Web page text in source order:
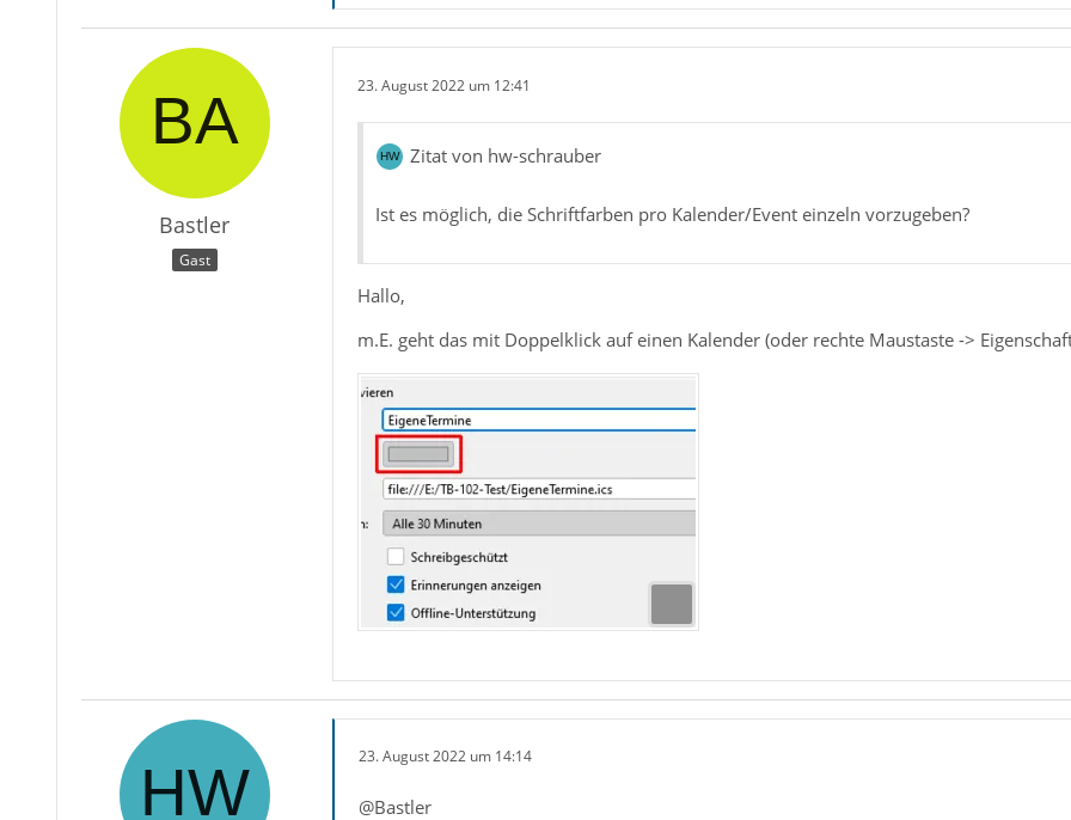
Bastler
Gast
23. August 2022 um 12:41
Zitat von hw-schrauber
Ist es möglich, die Schriftfarben pro Kalender/Event einzeln vorzugeben?
Hallo,
m.E. geht das mit Doppelklick auf einen Kalender (oder rechte Maustaste ->
23. August 2022 um 14:14
@Bastler